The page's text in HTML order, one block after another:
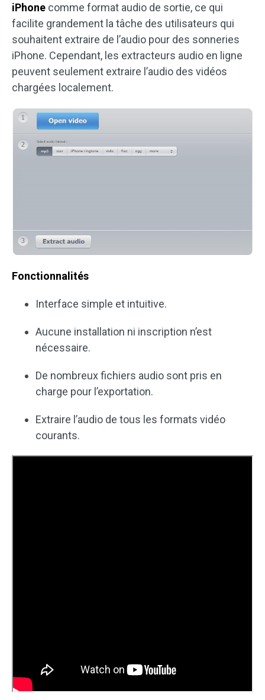
iPhone comme format audio de sortie, ce qui
facilite grandement la tâche des utilisateurs qui
souhaitent extraire de l’audio pour des sonneries
iPhone. Cependant, les extracteurs audio en ligne
peuvent seulement extraire l’audio des vidéos
chargées localement.
Fonctionnalités
Interface simple et intuitive.
Aucune installation ni inscription n’est
nécessaire.
De nombreux fichiers audio sont pris en
charge pour l’exportation.
Extraire l’audio de tous les formats vidéo
courants.